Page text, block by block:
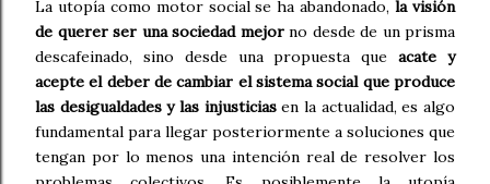
La utopía como motor social se ha abandonado,la visión
de querer ser una sociedad mejorno desde de un prisma
descafeinado, sino desde una propuesta queacate y
acepte el deber de cambiar el sistema social que produce
las desigualdades y las injusticiasen la actualidad, es algo
fundamental para llegar posteriormente a soluciones que
tengan por lo menos una intención real de resolver los